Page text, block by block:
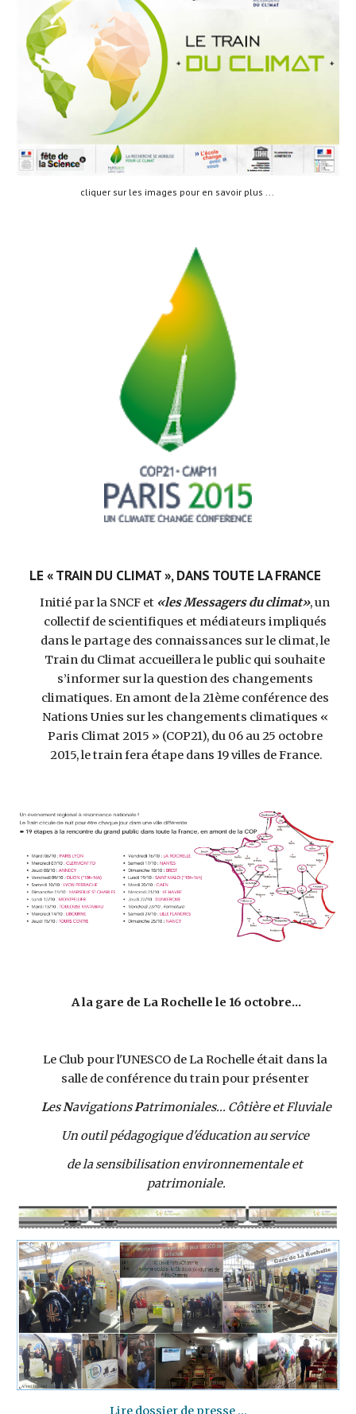
cliquer sur les images pour en savoir plus ...
LE « TRAIN DU CLIMAT », DANS TOUTE LA FRANCE
Initié par la SNCF et «les Messagers du climat», un
collectif de scientifiques et médiateurs impliqués
dans le partage des connaissances sur le climat, le
Train du Climat accueillera le public qui souhaite
s’informer sur la question des changements
climatiques. En amont de la 21ème conférence des
Nations Unies sur les changements climatiques «
Paris Climat 2015 » (COP21), du 06 au 25 octobre
2015, le train fera étape dans 19 villes de France.
A la gare de La Rochelle le 16 octobre...
Le Club pour l'UNESCO de La Rochelle était dans la
salle de conférence du train pour présenter
Les Navigations Patrimoniales... Côtière et Fluviale
Un outil pédagogique d'éducation au service
de la sensibilisation environnementale et
patrimoniale.
Lire dossier de presse ...